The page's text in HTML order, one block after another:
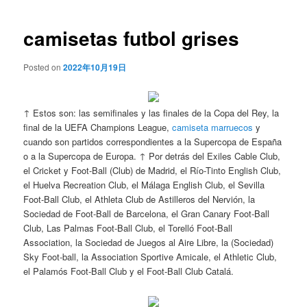
camisetas futbol grises
Posted on2022年10月19日
↑ Estos son: las semifinales y las finales de la Copa del Rey, la
final de la UEFA Champions League,camiseta marruecos y
cuando son partidos correspondientes a la Supercopa de España
o a la Supercopa de Europa. ↑ Por detrás del Exiles Cable Club,
el Cricket y Foot-Ball (Club) de Madrid, el Río-Tinto English Club,
el Huelva Recreation Club, el Málaga English Club, el Sevilla
Foot-Ball Club, el Athleta Club de Astilleros del Nervión, la
Sociedad de Foot-Ball de Barcelona, el Gran Canary Foot-Ball
Club, Las Palmas Foot-Ball Club, el Torelló Foot-Ball
Association, la Sociedad de Juegos al Aire Libre, la (Sociedad)
Sky Foot-ball, la Association Sportive Amicale, el Athletic Club,
el Palamós Foot-Ball Club y el Foot-Ball Club Catalá.